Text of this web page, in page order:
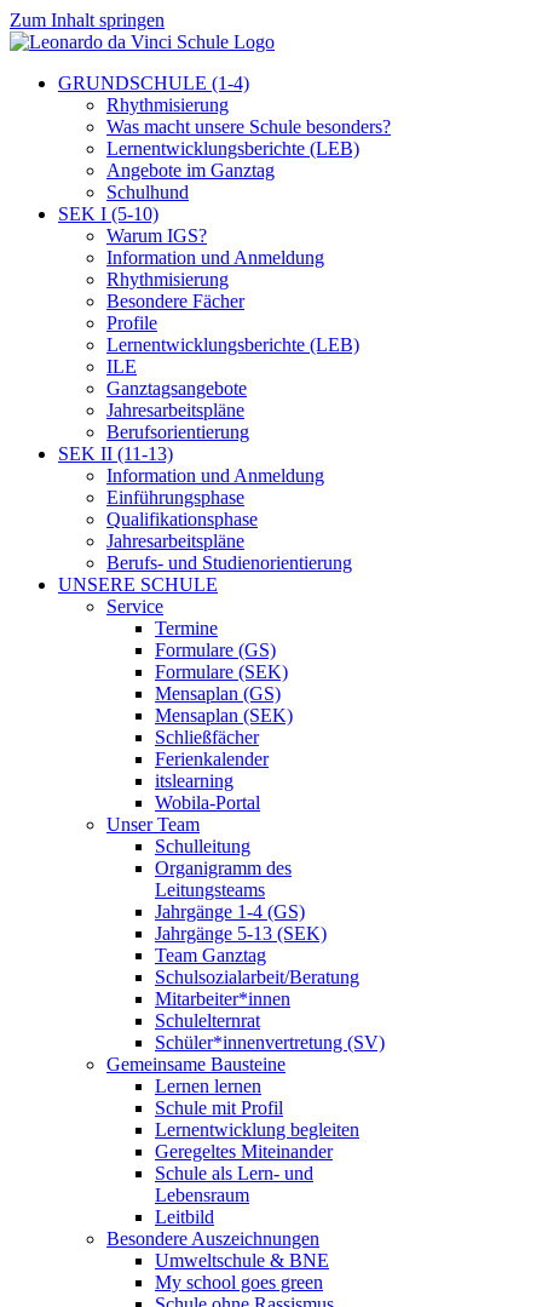
Zum Inhalt springen
GRUNDSCHULE (1-4)
Rhythmisierung
Was macht unsere Schule besonders?
Lernentwicklungsberichte (LEB)
Angebote im Ganztag
Schulhund
SEK I (5-10)
Warum IGS?
Information und Anmeldung
Rhythmisierung
Besondere Fächer
Profile
Lernentwicklungsberichte (LEB)
ILE
Ganztagsangebote
Jahresarbeitspläne
Berufsorientierung
SEK II (11-13)
Information und Anmeldung
Einführungsphase
Qualifikationsphase
Jahresarbeitspläne
Berufs- und Studienorientierung
UNSERE SCHULE
Service
Termine
Formulare (GS)
Formulare (SEK)
Mensaplan (GS)
Mensaplan (SEK)
Schließfächer
Ferienkalender
itslearning
Wobila-Portal
Unser Team
Schulleitung
Organigramm des
Leitungsteams
Jahrgänge 1-4 (GS)
Jahrgänge 5-13 (SEK)
Team Ganztag
Schulsozialarbeit/Beratung
Mitarbeiter*innen
Schulelternrat
Schüler*innenvertretung (SV)
Gemeinsame Bausteine
Lernen lernen
Schule mit Profil
Lernentwicklung begleiten
Geregeltes Miteinander
Schule als Lern- und
Lebensraum
Leitbild
Besondere Auszeichnungen
Umweltschule & BNE
My school goes green